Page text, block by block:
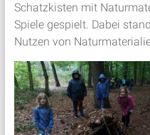
Schatzkisten mit
Spiele gespielt. Dabei
Nutzen von